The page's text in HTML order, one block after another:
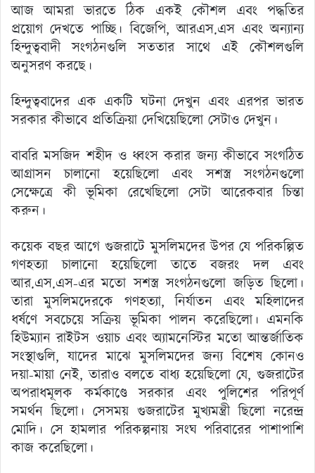
আজ আমরা ভারতে ঠিক একই কৌশল এবং পদ্ধতির
প্রয়োগ দেখতে পাচ্ছি। বিজেপি, আরএস.এস এবং অন্যান্য
হিন্দুত্ববাদী সংগঠনগুলি সততার সাথে এই কৌশলগুলি
অনুসরণ করছে।
হিন্দুত্ববাদের এক একটি ঘটনা দেখুন এবং এরপর ভারত
সরকার কীভাবে প্রতিক্রিয়া দেখিয়েছিলো সেটাও দেখুন।
বাবরি মসজিদ শহীদ ও ধ্বংস করার জন্য কীভাবে সংগঠিত
আগ্রাসন চালানো হয়েছিলো এবং সশস্ত্র সংগঠনগুলো
সেক্ষেত্রে কী ভূমিকা রেখেছিলো সেটা আরেকবার চিন্তা
করুন।
কয়েক বছর আগে গুজরাটে মুসলিমদের উপর যে পরিকল্পিত
গণহত্যা চালানো হয়েছিলো তাতে বজরং দল এবং
আর.এস.এস-এর মতো সশস্ত্র সংগঠনগুলো জড়িত ছিলো।
তারা মুসলিমদেরকে গণহত্যা, নির্যাতন এবং মহিলাদের
ধর্ষণে সবচেয়ে সক্রিয় ভূমিকা পালন করেছিলো। এমনকি
হিউম্যান রাইটস ওয়াচ এবং অ্যামনেস্টির মতো আন্তর্জাতিক
সংস্থাগুলি, যাদের মাঝে মুসলিমদের জন্য বিশেষ কোনও
দয়া-মায়া নেই, তারাও বলতে বাধ্য হয়েছিলো যে, গুজরাটের
অপরাধমূলক কর্মকাণ্ডে সরকার এবং পুলিশের পরিপূর্ণ
সমর্থন ছিলো। সেসময় গুজরাটের মুখ্যমন্ত্রী ছিলো নরেন্দ্র
মোদি। সে হামলার পরিকল্পনায় সংঘ পরিবারের পাশাপাশি
কাজ করেছিলো।